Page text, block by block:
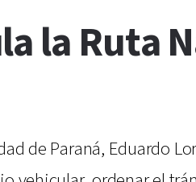
la Ruta
de Paraná, Eduardo